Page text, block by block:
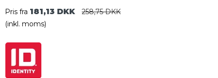
Pris fra 181,13 DKK
258,75 DKK
(inkl. moms)